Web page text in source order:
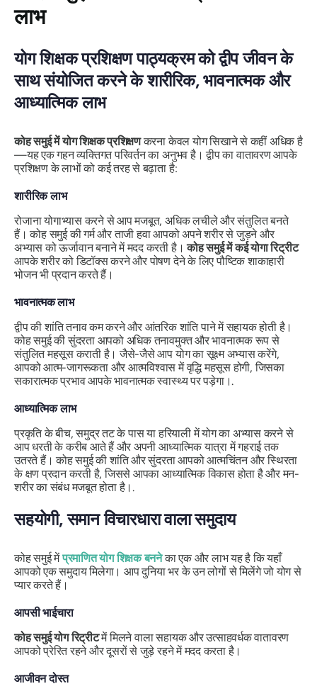
लाभ
योग शिक्षक प्रशिक्षण पाठ्यक्रम को द्वीप जीवन के
साथ संयोजित करने के शारीरिक, भावनात्मक और
आध्यात्मिक लाभ
कोह समुई में योग शिक्षक प्रशिक्षणकरना केवल योग सिखाने से कहीं अधिक है
—यह एक गहन व्यक्तिगत परिवर्तन का अनुभव है। द्वीप का वातावरण आपके
प्रशिक्षण के लाभों को कई तरह से बढ़ाता है:
शारीरिक लाभ
रोजाना योगाभ्यास करने से आप मजबूत, अधिक लचीले और संतुलित बनते
हैं। कोह समुई की गर्म और ताजी हवा आपको अपने शरीर से जुड़ने और
अभ्यास को ऊर्जावान बनाने में मदद करती है।कोह समुई में कई योगा रिट्रीट
आपके शरीर को डिटॉक्स करने और पोषण देने के लिए पौष्टिक शाकाहारी
भोजन भी प्रदान करते हैं।
भावनात्मक लाभ
द्वीप की शांति तनाव कम करने और आंतरिक शांति पाने में सहायक होती है।
कोह समुई की सुंदरता आपको अधिक तनावमुक्त और भावनात्मक रूप से
संतुलित महसूस कराती है। जैसे-जैसे आप योग का सूक्ष्म अभ्यास करेंगे,
आपको आत्म-जागरूकता और आत्मविश्वास में वृद्धि महसूस होगी, जिसका
सकारात्मक प्रभाव आपके भावनात्मक स्वास्थ्य पर पड़ेगा।.
आध्यात्मिक लाभ
प्रकृति के बीच, समुद्र तट के पास या हरियाली में योग का अभ्यास करने से
आप धरती के करीब आते हैं और अपनी आध्यात्मिक यात्रा में गहराई तक
उतरते हैं। कोह समुई की शांति और सुंदरता आपको आत्मचिंतन और स्थिरता
के क्षण प्रदान करती है, जिससे आपका आध्यात्मिक विकास होता है और मन-
शरीर का संबंध मजबूत होता है।.
सहयोगी, समान विचारधारा वाला समुदाय
कोह समुई मेंप्रमाणित योग शिक्षक बननेका एक और लाभ यह है कि यहाँ
आपको एक समुदाय मिलेगा। आप दुनिया भर के उन लोगों से मिलेंगे जो योग से
प्यार करते हैं।
आपसी भाईचारा
कोह समुई योग रिट्रीटमें मिलने वाला सहायक और उत्साहवर्धक वातावरण
आपको प्रेरित रहने और दूसरों से जुड़े रहने में मदद करता है।
आजीवन दोस्त